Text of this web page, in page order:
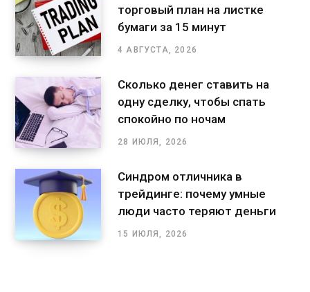
торговый план на листке
бумаги за 15 минут
4 АВГУСТА, 2026
Сколько денег ставить на
одну сделку, чтобы спать
спокойно по ночам
28 ИЮЛЯ, 2026
Синдром отличника в
трейдинге: почему умные
люди часто теряют деньги
15 ИЮЛЯ, 2026